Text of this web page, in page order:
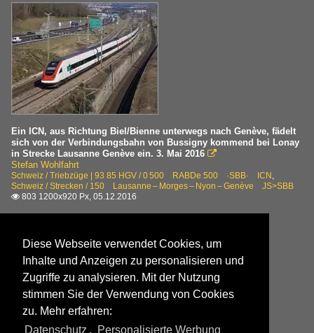
Ein ICN, aus Richtung Biel/Bienne unterwegs nach Genève, fädelt
sich von der Verbindungsbahn von Bussigny kommend bei Lonay
in Strecke Lausanne Genève ein. 3. Mai 2016 
Stefan Wohlfahrt
Schweiz / Triebzüge | 93 85 HGV / 0 500 RABDe 500 ·SBB· ICN ,
Schweiz / Strecken / 150 Lausanne – Morges – Nyon – Genève JS>SBB
 803 1200x920 Px, 05.12.2016
Diese Webseite verwendet Cookies, um
Inhalte und Anzeigen zu personalisieren und
Zugriffe zu analysieren. Mit der Nutzung
stimmen Sie der Verwendung von Cookies
zu. Mehr erfahren:
Datenschutz , Personalisierte Werbung